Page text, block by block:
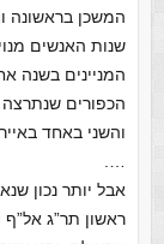
המשכן בראשונה
שנות האנשים
המניינים בשנה
הכפורים
והשני באחד באייר.
אבל יותר נכון
ראשון תר”ג